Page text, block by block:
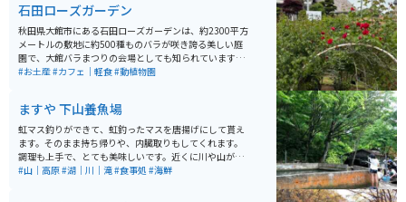
石田ローズガーデン
秋田県大館市にある石田ローズガーデンは、約2300平方
メートルの敷地に約500種ものバラが咲き誇る美しい庭
園で、大館バラまつりの会場としても知られています。
開園は4月から10月で、特に6月中旬の見頃には色とりど
入園料は無料で駐車場も完備されており、気軽に立ち寄
れるのも魅力です。 園内のカフェでは食事メニューに加
え、「恋するローズソーダ」やローズソフトなどここな
らではのスイーツも人気。近くには秋田犬会館もあり、
合わせて観光するのもおすすめです。アクセスしやす
#お土産#カフェ｜軽食#動植物園
ますや 下山養魚場
虹マス釣りができて、虹釣ったマスを唐揚げにして貰え
ます。そのまま持ち帰りや、内臓取りもしてくれます。
調理も上手で、とても美味しいです。近くに川や山が多
いのでマイナスイオンたっぷりで癒されます。
#山｜高原#湖｜川｜滝#食事処 #海鮮